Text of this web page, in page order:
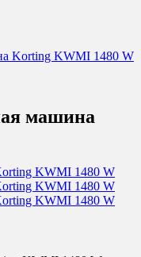
Korting KWMI 1480 W
машина